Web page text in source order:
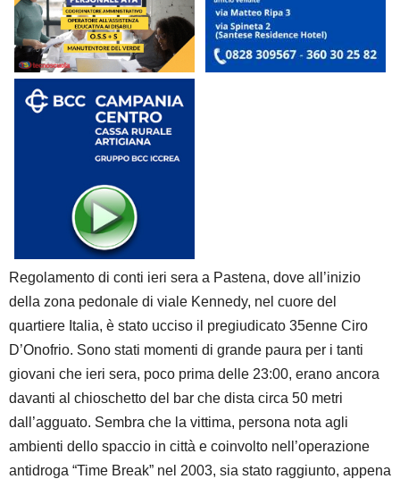
Regolamento di conti ieri sera a Pastena, dove all’inizio
della zona pedonale di viale Kennedy, nel cuore del
quartiere Italia, è stato ucciso il pregiudicato 35enne Ciro
D’Onofrio. Sono stati momenti di grande paura per i tanti
giovani che ieri sera, poco prima delle 23:00, erano ancora
davanti al chioschetto del bar che dista circa 50 metri
dall’agguato. Sembra che la vittima, persona nota agli
ambienti dello spaccio in città e coinvolto nell’operazione
antidroga “Time Break” nel 2003, sia stato raggiunto, appena